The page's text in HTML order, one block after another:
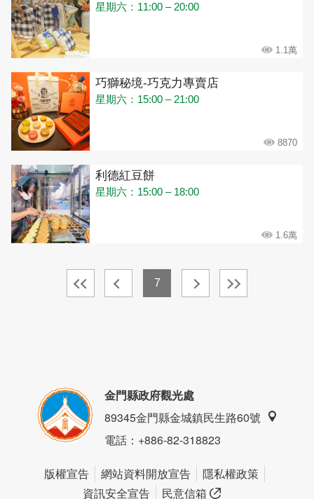
星期六：11:00 – 20:00
1.1萬
巧獅秘境-巧克力專賣店
星期六：15:00 – 21:00
8870
利德紅豆餅
星期六：15:00 – 18:00
1.6萬
7
金門縣政府觀光處
89345金門縣金城鎮民生路60號
電話：+886-82-318823
版權宣告 網站資料開放宣告
隱私權政策
資訊安全宣告
民意信箱